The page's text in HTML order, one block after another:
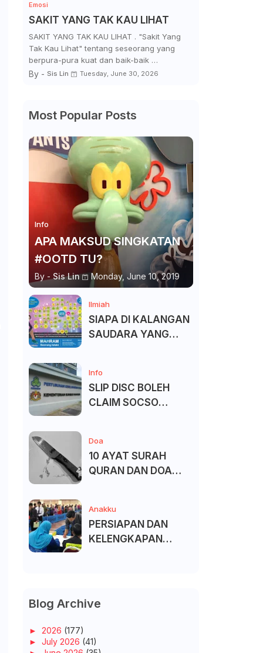
Emosi
SAKIT YANG TAK KAU LIHAT
SAKIT YANG TAK KAU LIHAT . "Sakit Yang
Tak Kau Lihat" tentang seseorang yang
berpura-pura kuat dan baik-baik …
By - Sis Lin Tuesday, June 30, 2026
Most Popular Posts
Info
APA MAKSUD SINGKATAN
#OOTD TU?
By - Sis Lin Monday, June 10, 2019
Ilmiah
SIAPA DI KALANGAN
SAUDARA YANG
Info
SLIP DISC BOLEH
CLAIM SOCSO
Doa
10 AYAT SURAH
QURAN DAN DOA
Anakku
PERSIAPAN DAN
KELENGKAPAN
Blog Archive
► 2026 (177)
► July 2026 (41)